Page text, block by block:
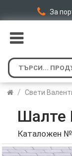
За
/ Свети
Шалте
Каталожен №